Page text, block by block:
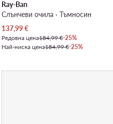
Ray-Ban
Слънчеви очила · Тъмносин
Актуална цена
137,99€
Редовна цена184,99 €-25%
Най-ниска цена184,99 €-25%